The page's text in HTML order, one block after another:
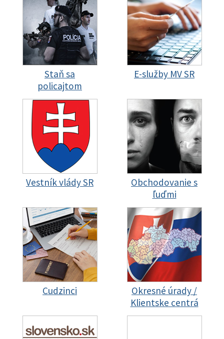
Staň sa
policajtom
E-služby MV SR
Vestník vlády SR
Obchodovanie s
ľuďmi
Cudzinci
Okresné úrady /
Klientske centrá